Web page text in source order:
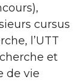
cursus
l’UTT
et
de vie